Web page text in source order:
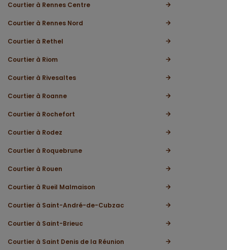
Courtier à Rennes Centre
Courtier à Rennes Nord
Courtier à Rethel
Courtier à Riom
Courtier à Rivesaltes
Courtier à Roanne
Courtier à Rochefort
Courtier à Rodez
Courtier à Roquebrune
Courtier à Rouen
Courtier à Rueil Malmaison
Courtier à Saint-André-de-Cubzac
Courtier à Saint-Brieuc
Courtier à Saint Denis de la Réunion